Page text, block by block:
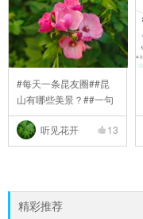
#每天一条昆友圈##昆
山有哪些美景？##一句
..
听见花开
13
精彩推荐